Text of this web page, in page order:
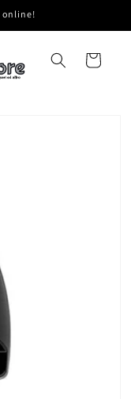
online!
Carrello